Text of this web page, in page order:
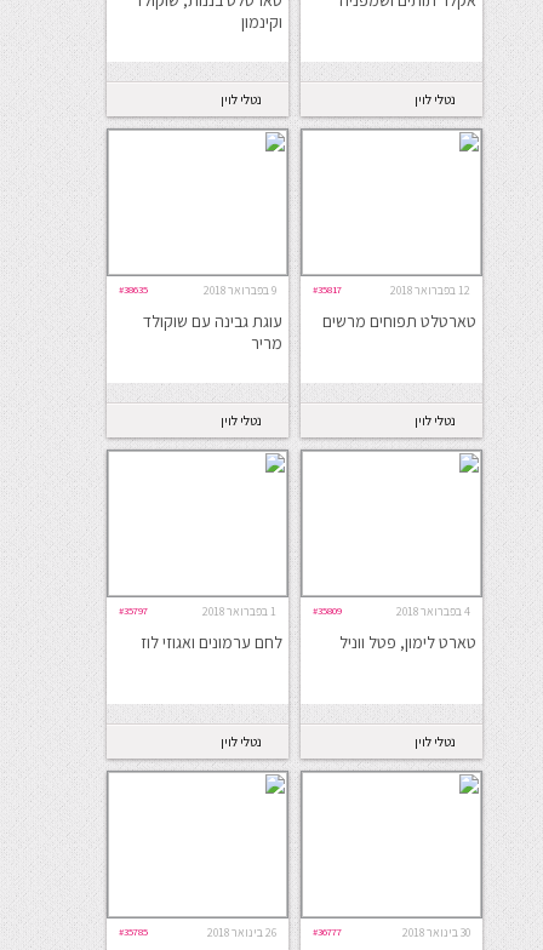
נטלי לוין
וקינמון
נטלי לוין
12 בפברואר 2018 #35817
טארטלט תפוחים מרשים
נטלי לוין
9 בפברואר 2018 #38635
עוגת גבינה עם שוקולד
מריר
נטלי לוין
4 בפברואר 2018 #35809
טארט לימון, פטל ווניל
נטלי לוין
1 בפברואר 2018 #35797
לחם ערמונים ואגוזי לוז
נטלי לוין
30 בינואר 2018 #36777 26 בינואר 2018 #35785